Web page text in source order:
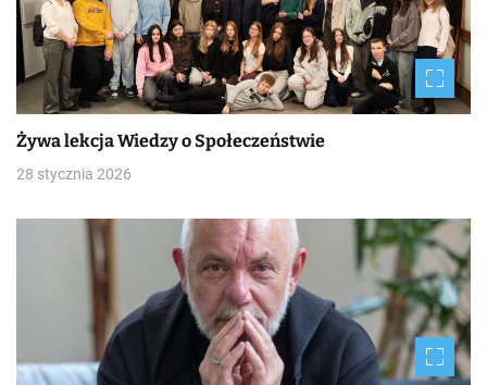
Żywa lekcja Wiedzy o Społeczeństwie
28 stycznia 2026